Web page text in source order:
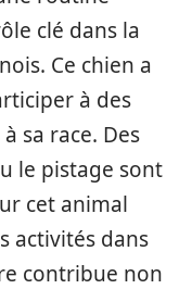
clé dans la
Ce chien a
à des
sa race. Des
le pistage sont
cet animal
activités dans
contribue non